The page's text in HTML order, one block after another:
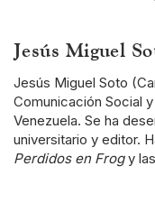
Jesús Miguel
Jesús Miguel Soto
Comunicación Social
Venezuela. Se ha
universitario y editor.
Perdidos en Frogy